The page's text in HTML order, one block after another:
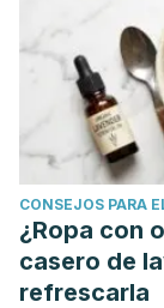
from http://
La
Medicina
from https://
63-articulo-
Homocisteína
LLC. (n.d.).
https://
CONSEJOS PARA
¿Ropa con
casero de
refrescarla